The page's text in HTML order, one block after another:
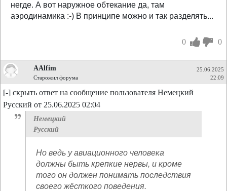
негде. А вот наружное обтекание да, там
аэродинамика :-) В принципе можно и так разделять...
0 0
AAlfim
Старожил форума
25.06.2025
22:09
[-] скрыть ответ на сообщение пользователя Немецкий
Русский от 25.06.2025 02:04
Немецкий
Русский
Но ведь у авиационного человека
должны быть крепкие нервы, и кроме
того он должен понимать последствия
своего жёсткого поведения.